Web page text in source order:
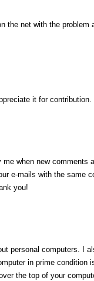
the net with the problem
it for contribution.
when new comments
e-mails with the same
you!
personal computers. I
in prime condition
the top of your